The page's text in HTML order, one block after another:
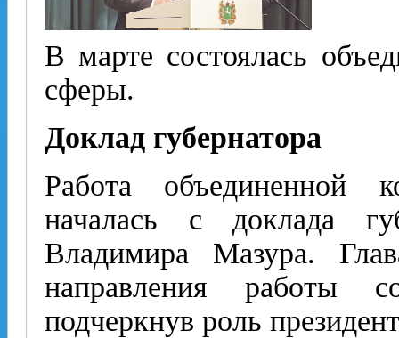
В марте состоялась
сферы.
Доклад губернатора
Работа объединенной
началась с доклада
Владимира Мазура.
направления работы
подчеркнув роль